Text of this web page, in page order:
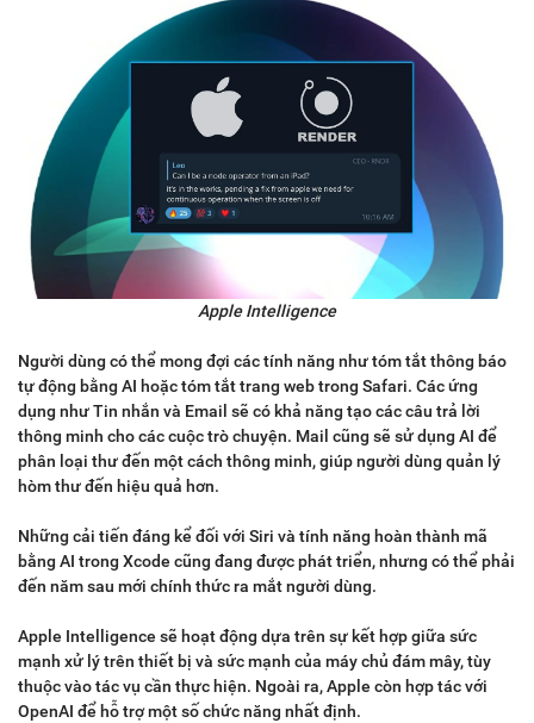
Apple Intelligence
Người dùng có thể mong đợi các tính năng như tóm tắt thông báo
tự động bằng AI hoặc tóm tắt trang web trong Safari. Các ứng
dụng như Tin nhắn và Email sẽ có khả năng tạo các câu trả lời
thông minh cho các cuộc trò chuyện. Mail cũng sẽ sử dụng AI để
phân loại thư đến một cách thông minh, giúp người dùng quản lý
hòm thư đến hiệu quả hơn.
Những cải tiến đáng kể đối với Siri và tính năng hoàn thành mã
bằng AI trong Xcode cũng đang được phát triển, nhưng có thể phải
đến năm sau mới chính thức ra mắt người dùng.
Apple Intelligence sẽ hoạt động dựa trên sự kết hợp giữa sức
mạnh xử lý trên thiết bị và sức mạnh của máy chủ đám mây, tùy
thuộc vào tác vụ cần thực hiện. Ngoài ra, Apple còn hợp tác với
OpenAI để hỗ trợ một số chức năng nhất định.